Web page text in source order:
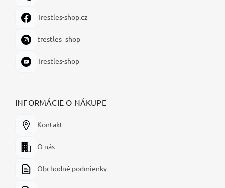
Trestles-shop.cz
trestles_shop
Trestles-shop
INFORMÁCIE O NÁKUPE
Kontakt
O nás
Obchodné podmienky